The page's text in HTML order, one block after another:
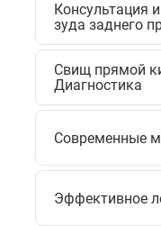
Консультация
зуда заднего
Свищ прямой
Диагностика
Современные
Эффективное